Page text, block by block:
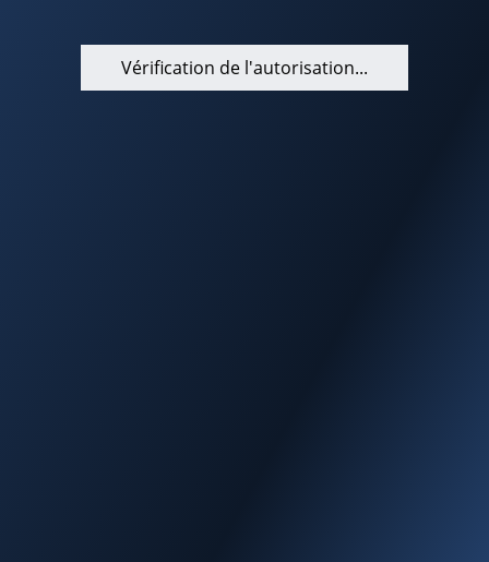
Vérification de l'autorisation...